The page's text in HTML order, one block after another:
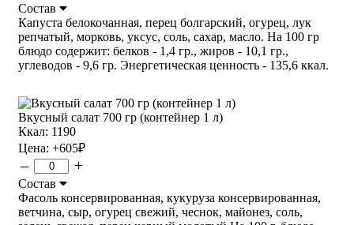
Состав
Капуста белокочанная, перец болгарский, огурец, лук
репчатый, морковь, уксус, соль, сахар, масло. На 100 гр
блюдо содержит: белков - 1,4 гр., жиров - 10,1 гр.,
углеводов - 9,6 гр. Энергетическая ценность - 135,6 ккал.
Вкусный салат 700 гр (контейнер 1 л)
Ккал: 1190
Цена: +605₽
– +
Состав
Фасоль консервированная, кукуруза консервированная,
ветчина, сыр, огурец свежий, чеснок, майонез, соль,